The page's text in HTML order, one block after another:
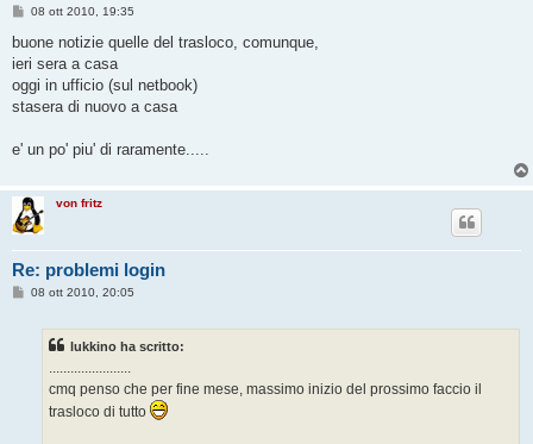
M
s
a
g
g
i
08 ott 2010, 19:35
buone notizie quelle del trasloco, comunque,
ieri sera a casa
oggi in ufficio (sul netbook)
stasera di nuovo a casa
e' un po' piu' di raramente.....
von fritz
Re: problemi login
M08 ott 2010, 20:05
lukkino ha scritto:
.......................
cmq penso che per fine mese, massimo inizio del prossimo faccio il
trasloco di tutto